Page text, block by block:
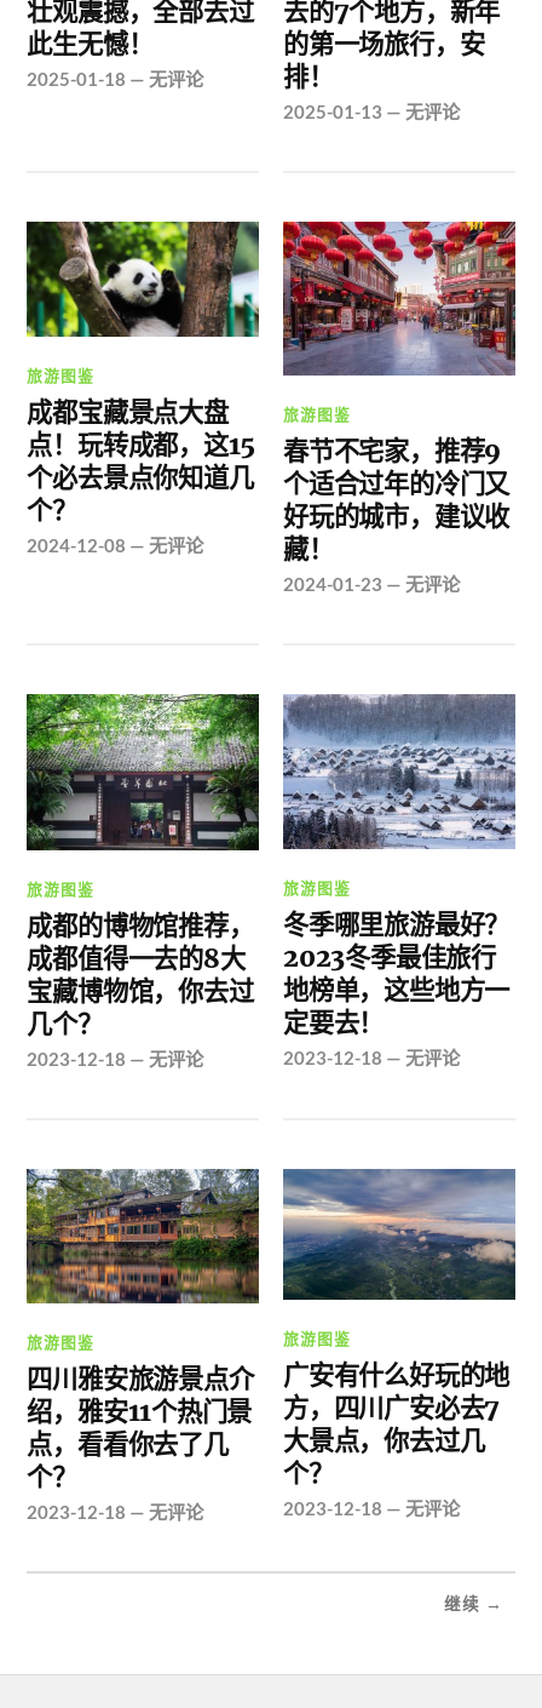
壮观震撼，全部去过
此生无憾！
2025-01-18 —无评论
去的7个地方，新年
的第一场旅行，安
排！
2025-01-13 —无评论
旅游图鉴
成都宝藏景点大盘
点！玩转成都，这15
个必去景点你知道几
个？
2024-12-08 —无评论
旅游图鉴
春节不宅家，推荐9
个适合过年的冷门又
好玩的城市，建议收
藏！
2024-01-23 —无评论
旅游图鉴
成都的博物馆推荐，
成都值得一去的8大
宝藏博物馆，你去过
几个？
2023-12-18 —无评论
旅游图鉴
冬季哪里旅游最好？
2023冬季最佳旅行
地榜单，这些地方一
定要去！
2023-12-18 —无评论
旅游图鉴
四川雅安旅游景点介
绍，雅安11个热门景
点，看看你去了几
个？
2023-12-18 —无评论
旅游图鉴
广安有什么好玩的地
方，四川广安必去7
大景点，你去过几
个？
2023-12-18 —无评论
继续 →